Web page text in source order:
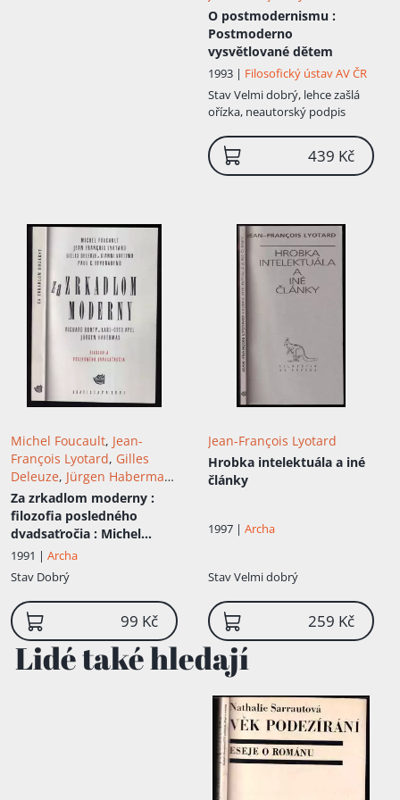
jednotlivých jazykových her, aby
nedocházelo k jejich vzájemné záměně.
Každá hra má svá specifická pravidla,
která mohou být analyzována podle
způsobů, jakými lze mezi sebou
propojovat jednotlivá tvrzení. Jazykové
hry jsou tedy heterogenní a
nesouměřitelné. Lidská svoboda přitom
spočívá ve schopnosti hrát tyto hry stále
novými způsoby, jejich konec je tedy
univerzálního konse...
O postmodernismu :
Postmoderno
vysvětlované dětem
1993 | Filosofický ústav AV ČR
StavVelmi dobrý, lehce zašlá
ořízka, neautorský podpis
439 Kč
Michel Foucault, Jean-
François Lyotard, Gilles
Deleuze, Jürgen Habermas,
Richard Rorty ,Paul K
Feyerabend,Karl Otto Apel
Gianni Vattimo
Za zrkadlom moderny :
filozofia posledného
dvadsaťročia : Michel
Foucault, Jean Francois
Lyotard, Gilles Deleuze,
Gianni Vattimo, Paul K.
Feyerabend, Richard
Rorty, Karl-Otto
Apel,Jürgen Habermas
1991 | Archa
Stav Dobrý
99 Kč
Jean-François Lyotard
Hrobka intelektuála a iné
články
1997 | Archa
StavVelmi dobrý
259 Kč
Lidé také hledají